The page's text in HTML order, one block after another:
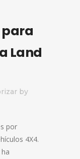
Land
by
por
4X4.